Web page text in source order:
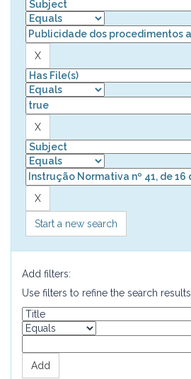
Start a new search
Add filters:
Use filters to refine the search results.